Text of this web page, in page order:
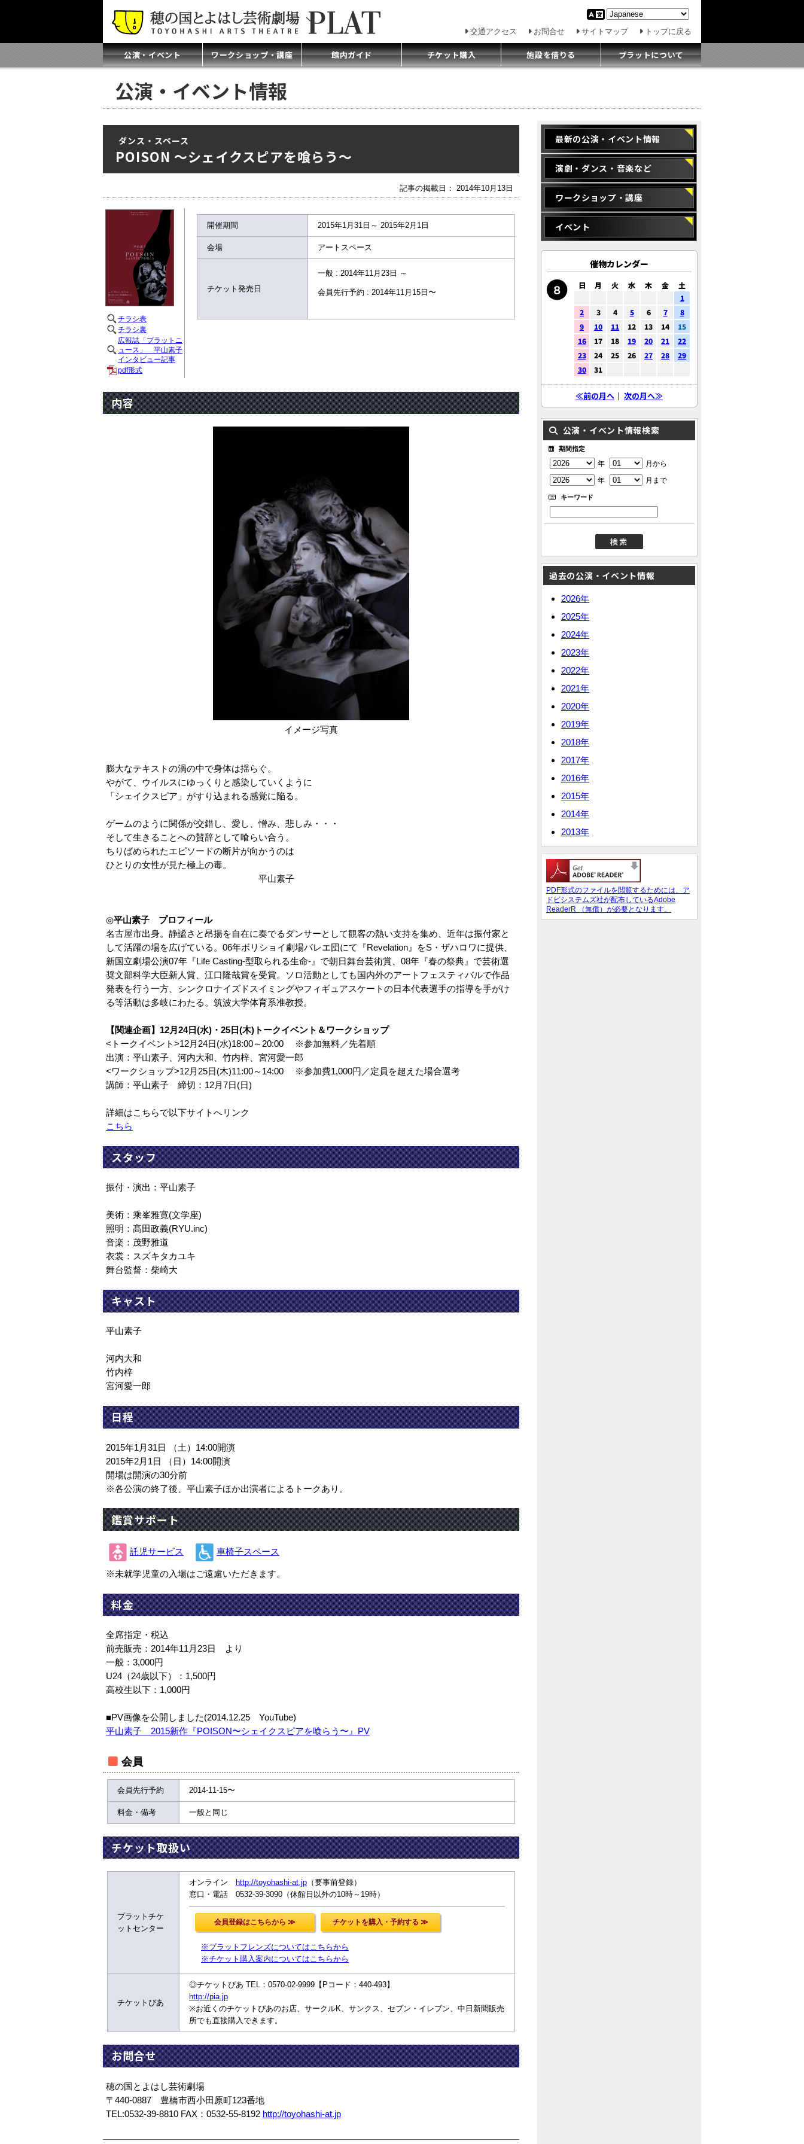
交通アクセス お問合せ サイトマップ トップに戻る
公演・イベント ワークショップ・講座 館内ガイド チケット購入 施設を借りる プラットについて
公演・イベント情報
ダンス・スペース
POISON ～シェイクスピアを喰らう～
記事の掲載日： 2014年10月13日
チラシ表
チラシ裏
広報誌「プラットニ
ュース」 平山素子
インタビュー記事
pdf形式
開催期間 2015年1月31日～ 2015年2月1日
会場 アートスペース
チケット発売日
一般 : 2014年11月23日 ～
会員先行予約 : 2014年11月15日〜
内容
イメージ写真
膨大なテキストの渦の中で身体は揺らぐ。
やがて、ウイルスにゆっくりと感染していくように
「シェイクスピア」がすり込まれる感覚に陥る。
ゲームのように関係が交錯し、愛し、憎み、悲しみ・・・
そして生きることへの賛辞として喰らい合う。
ちりばめられたエピソードの断片が向かうのは
ひとりの女性が見た極上の毒。
平山素子
◎平山素子 プロフィール
名古屋市出身。静謐さと昂揚を自在に奏でるダンサーとして観客の熱い支持を集め、近年は振付家と
して活躍の場を広げている。06年ボリショイ劇場バレエ団にて『Revelation』をS・ザハロワに提供、
新国立劇場公演07年『Life Casting-型取られる生命-』で朝日舞台芸術賞、08年『春の祭典』で芸術選
奨文部科学大臣新人賞、江口隆哉賞を受賞。ソロ活動としても国内外のアートフェスティバルで作品
発表を行う一方、シンクロナイズドスイミングやフィギュアスケートの日本代表選手の指導を手がけ
る等活動は多岐にわたる。筑波大学体育系准教授。
【関連企画】12月24日(水)・25日(木)トークイベント＆ワークショップ
<トークイベント>12月24日(水)18:00～20:00 ※参加無料／先着順
出演：平山素子、河内大和、竹内梓、宮河愛一郎
<ワークショップ>12月25日(木)11:00～14:00 ※参加費1,000円／定員を超えた場合選考
講師：平山素子 締切：12月7日(日)
詳細はこちらで以下サイトへリンク
こちら
スタッフ
振付・演出：平山素子
美術：乘峯雅寛(文学座)
照明：髙田政義(RYU.inc)
音楽：茂野雅道
衣裳：スズキタカユキ
舞台監督：柴崎大
キャスト
平山素子
河内大和
竹内梓
宮河愛一郎
日程
2015年1月31日 （土）14:00開演
2015年2月1日 （日）14:00開演
開場は開演の30分前
※各公演の終了後、平山素子ほか出演者によるトークあり。
鑑賞サポート
託児サービス 車椅子スペース
※未就学児童の入場はご遠慮いただきます。
料金
全席指定・税込
前売販売：2014年11月23日 より
一般：3,000円
U24（24歳以下）：1,500円
高校生以下：1,000円
■PV画像を公開しました(2014.12.25 YouTube)
平山素子 2015新作『POISON〜シェイクスピアを喰らう〜』PV
会員
会員先行予約 2014-11-15〜
料金・備考 一般と同じ
チケット取扱い
プラットチケ
ットセンター
オンライン http://toyohashi-at.jp （要事前登録）
窓口・電話 0532-39-3090（休館日以外の10時～19時）
※プラットフレンズについてはこちらから
※チケット購入案内についてはこちらから
チケットぴあ
◎チケットぴあ TEL：0570-02-9999【Pコード：440-493】
http://pia.jp
※お近くのチケットぴあのお店、サークルK、サンクス、セブン・イレブン、中日新聞販売
所でも直接購入できます。
お問合せ
穂の国とよはし芸術劇場
〒440-0887 豊橋市西小田原町123番地
TEL:0532-39-8810 FAX：0532-55-8192 http://toyohashi-at.jp
最新の公演・イベント情報
演劇・ダンス・音楽など
ワークショップ・講座
イベント
催物カレンダー
日 月 火 水 木 金
土
1
2
3 4 5 6 7
8
9
10 11 12 13 14
15
16
17 18 19 20 21
22
23
24 25 26 27 28
29
30
31
≪前の月へ ｜ 次の月へ≫
公演・イベント情報検索
期間指定
年
月から
年
月まで
キーワード
過去の公演・イベント情報
2026年
2025年
2024年
2023年
2022年
2021年
2020年
2019年
2018年
2017年
2016年
2015年
2014年
2013年
PDF形式のファイルを閲覧するためには、ア
ドビシステムズ社が配布しているAdobe
ReaderR （無償）が必要となります。